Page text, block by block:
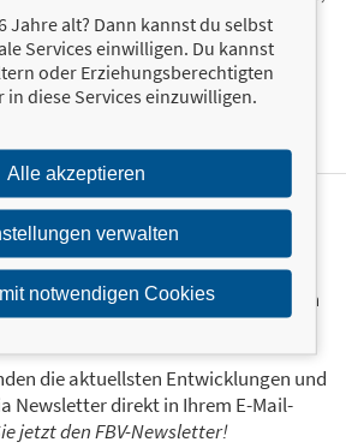
ResurgenceArtikel über die East India
VERLAG
Newsletter des FinanzBuch
Trends im Finanzbereich
die aktuellsten Entwicklungen und
Newsletter direkt in Ihrem E-Mail-
jetzt den FBV-Newsletter!
Jahre alt? Dann kannst du selbst
Services einwilligen. Du kannst
oder Erziehungsberechtigten
diese Services einzuwilligen.
Alle akzeptieren
verwalten
notwendigen Cookies